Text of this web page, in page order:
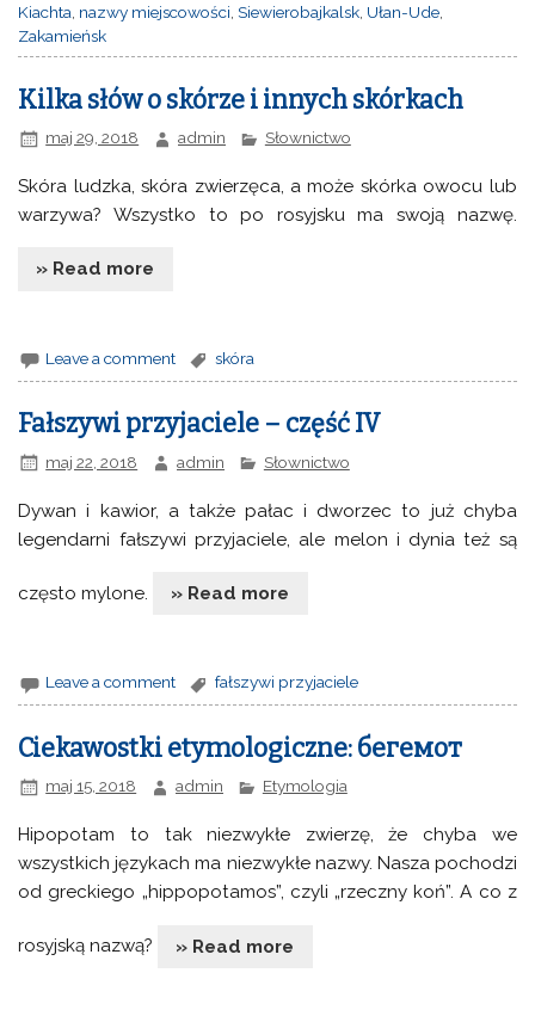
Kiachta nazwy miejscowości ,Siewierobajkalsk Ułan-Ude
Zakamieńsk
Kilka słów o skórze i innych skórkach
maj 29, 2018 admin Słownictwo
Skóra ludzka, skóra zwierzęca, a może skórka owocu lub
warzywa? Wszystko to po rosyjsku ma swoją nazwę.
» Read more
Leave a comment skóra
Fałszywi przyjaciele – część IV
maj 22, 2018 admin Słownictwo
Dywan i kawior, a także pałac i dworzec to już chyba
legendarni fałszywi przyjaciele, ale melon i dynia też są
często mylone. » Read more
Leave a comment fałszywi przyjaciele
Ciekawostki etymologiczne: бегемот
maj 15, 2018 admin Etymologia
Hipopotam to tak niezwykłe zwierzę, że chyba we
wszystkich językach ma niezwykłe nazwy. Nasza pochodzi
od greckiego „hippopotamos”, czyli „rzeczny koń”. A co z
rosyjską nazwą? » Read more